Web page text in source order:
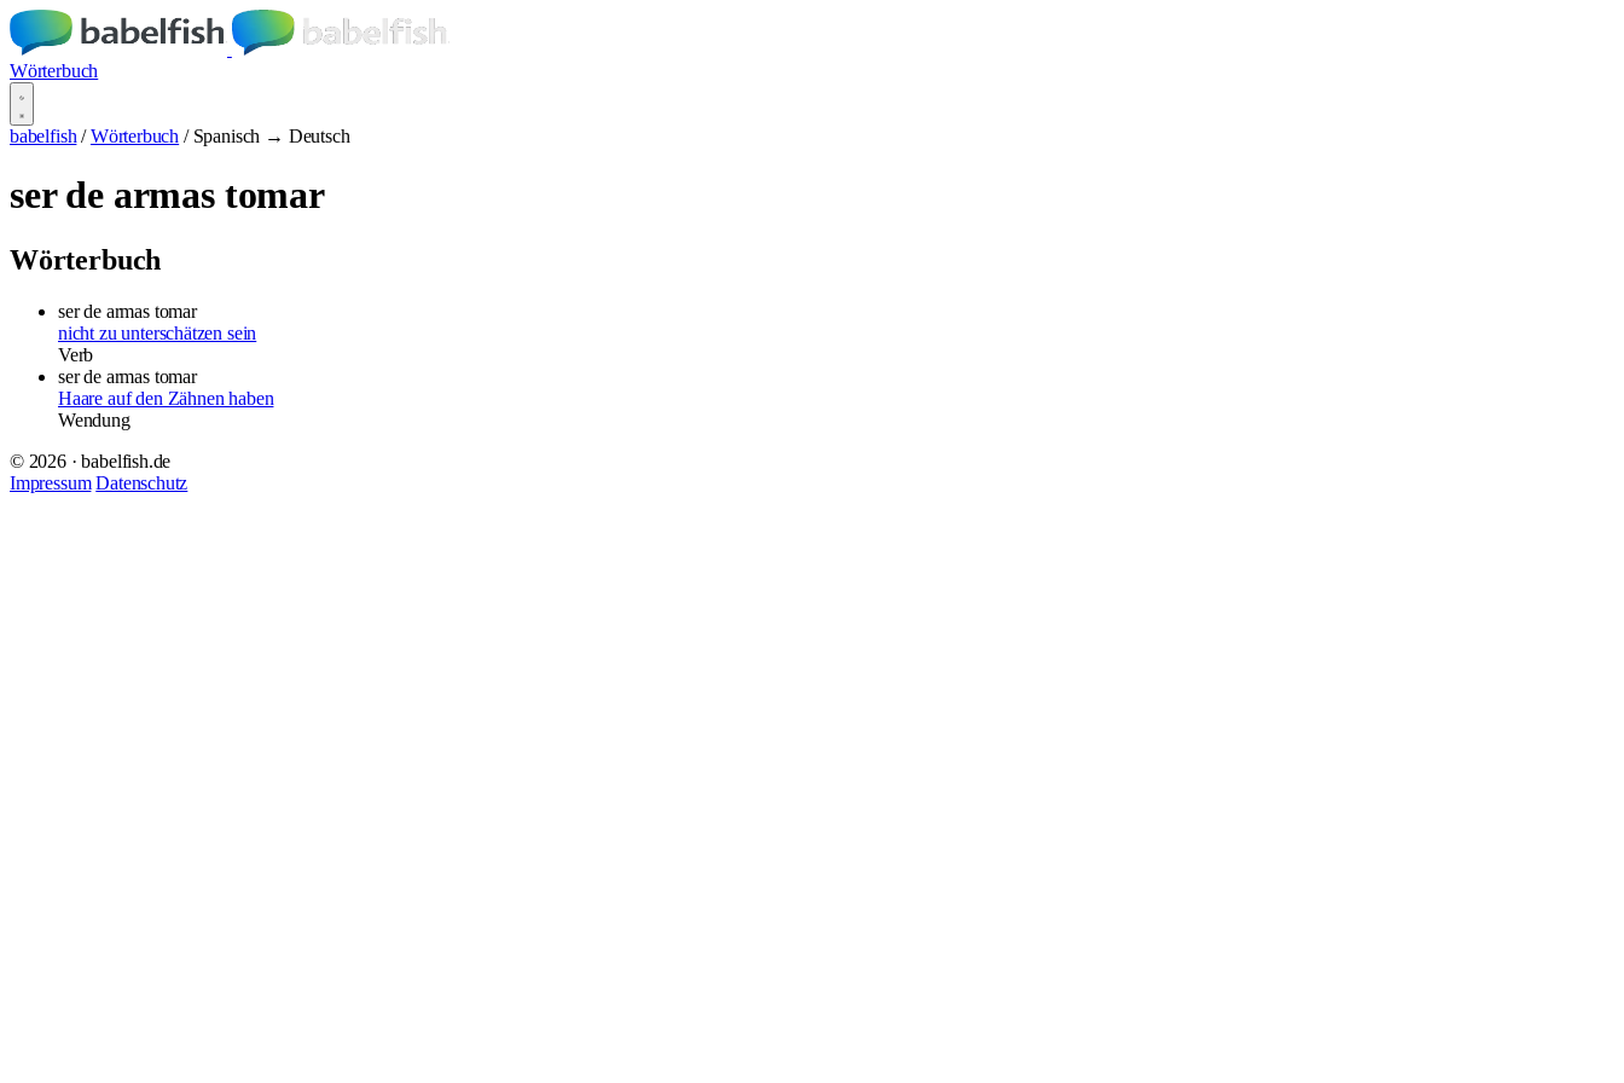
Wörterbuch
babelfish / Wörterbuch / Spanisch → Deutsch
ser de armas tomar
Wörterbuch
ser de armas tomar
nicht zu unterschätzen sein
Verb
ser de armas tomar
Haare auf den Zähnen haben
Wendung
© 2026 · babelfish.de
Impressum Datenschutz